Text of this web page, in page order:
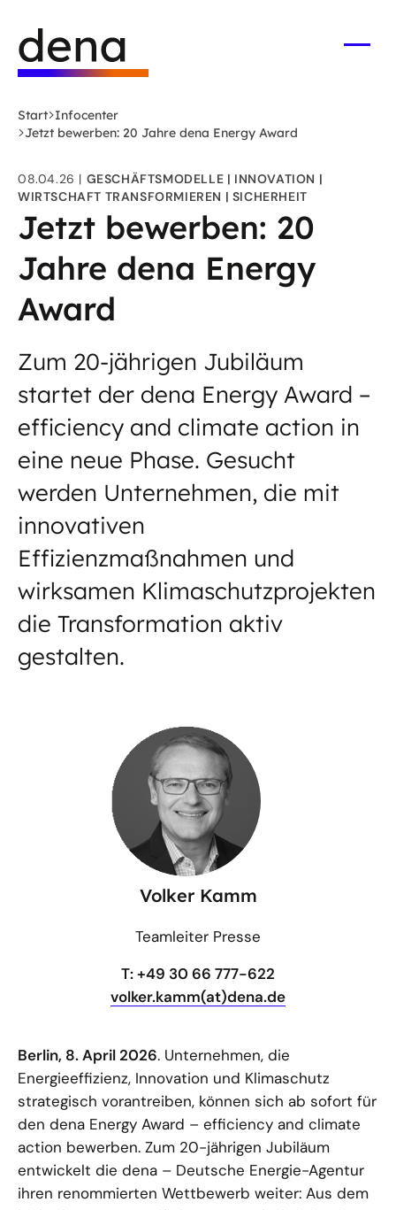
Hauptinhalt
springen
Deutsche
Energie-
Agentur
-
Startseite
Start Infocenter
Jetzt bewerben: 20 Jahre dena Energy Award
08.04.26 GESCHÄFTSMODELLE
INNOVATION
WIRTSCHAFT TRANSFORMIEREN
SICHERHEIT
Jetzt bewerben: 20
Jahre dena Energy
Award
Zum 20-jährigen Jubiläum
startet der dena Energy Award –
efficiency and climate action in
eine neue Phase. Gesucht
werden Unternehmen, die mit
innovativen
Effizienzmaßnahmen und
wirksamen Klimaschutzprojekten
die Transformation aktiv
gestalten.
Volker Kamm
Teamleiter Presse
T: +49 30 66 777-622
volker.kamm(at)dena.de
Berlin, 8. April 2026. Unternehmen, die
Energieeffizienz, Innovation und Klimaschutz
strategisch vorantreiben, können sich ab sofort für
den dena Energy Award – efficiency and climate
action bewerben. Zum 20-jährigen Jubiläum
entwickelt die dena – Deutsche Energie-Agentur
ihren renommierten Wettbewerb weiter: Aus dem